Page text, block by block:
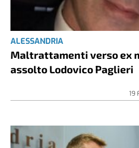
ALESSANDRIA
Maltrattamenti verso ex
assolto Lodovico Paglieri
19